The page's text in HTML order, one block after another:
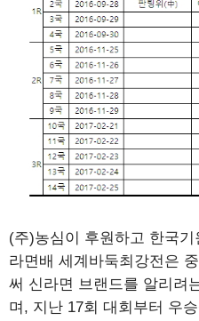
(주)농심이 후원하고 한국
라면배 세계바둑최강전은
써 신라면 브랜드를 알리려
며, 지난 17회 대회부터 우